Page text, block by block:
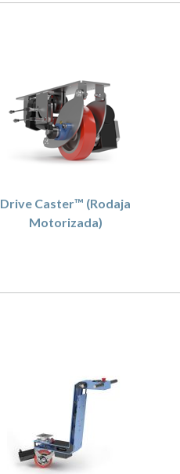
Drive Caster™ (Rodaja
Motorizada)